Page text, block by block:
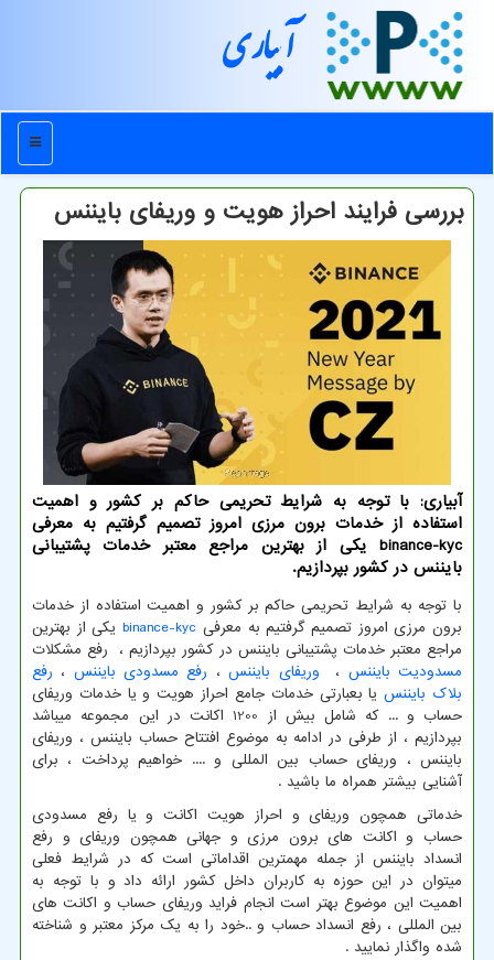
آبیاری
منو
بررسی فرایند احراز هویت و وریفای بایننس
آبیاری: با توجه به شرایط تحریمی حاکم بر کشور و اهمیت
استفاده از خدمات برون مرزی امروز تصمیم گرفتیم به معرفی
binance-kyc یکی از بهترین مراجع معتبر خدمات پشتیبانی
بایننس در کشور بپردازیم.
با توجه به شرایط تحریمی حاکم بر کشور و اهمیت استفاده از خدمات
برون مرزی امروز تصمیم گرفتیم به معرفی binance-kycیکی از بهترین
مراجع معتبر خدمات پشتیبانی بایننس در کشور بپردازیم ، رفع مشکلات
مسدودیت بایننس ، وریفای بایننس، رفع مسدودی بایننس ، رفع
بلاک بایننسیا بعبارتی خدمات جامع احراز هویت و یا خدمات وریفای
حساب و ... که شامل بیش از 1200 اکانت در این مجموعه میباشد
بپردازیم ، از طرفی در ادامه به موضوع افتتاح حساب بایننس ، وریفای
بایننس ، وریفای حساب بین المللی و .... خواهیم پرداخت ، برای
آشنایی بیشتر همراه ما باشید .
خدماتی همچون وریفای و احراز هویت اکانت و یا رفع مسدودی
حساب و اکانت های برون مرزی و جهانی همچون وریفای و رفع
انسداد بایننس از جمله مهمترین اقداماتی است که در شرایط فعلی
میتوان در این حوزه به کاربران داخل کشور ارائه داد و با توجه به
اهمیت این موضوع بهتر است انجام فراید وریفای حساب و اکانت های
بین المللی ، رفع انسداد حساب و ..خود را به یک مرکز معتبر و شناخته
شده واگذار نمایید .